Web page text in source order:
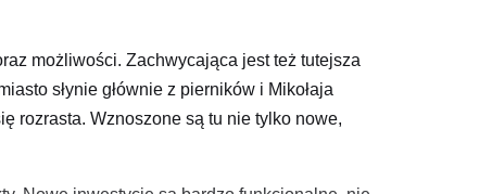
możliwości. Zachwycająca jest też tutejsza
słynie głównie z pierników i Mikołaja
rozrasta. Wznoszone są tu nie tylko nowe,